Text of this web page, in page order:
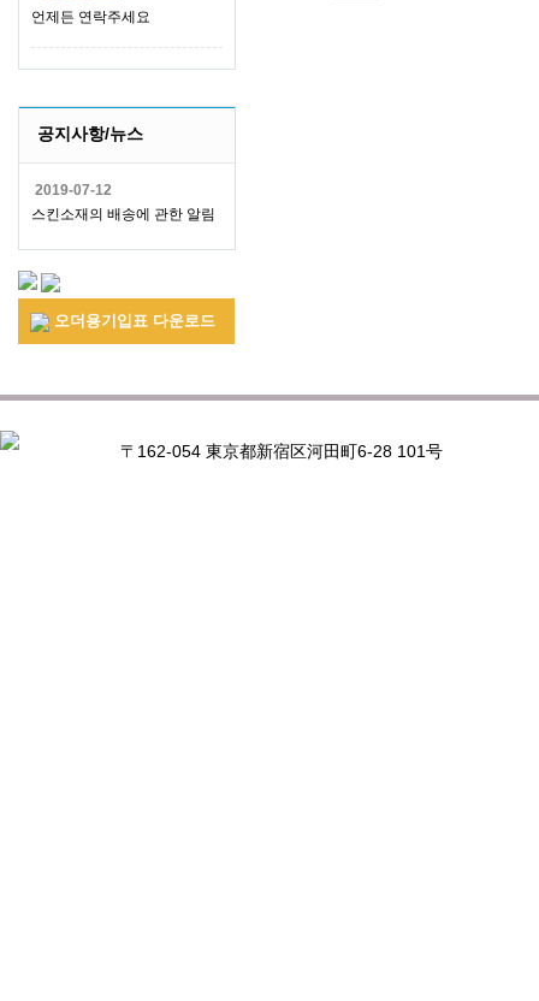
언제든 연락주세요
공지사항/뉴스
2019-07-12
스킨소재의 배송에 관한 알림
오더용기입표 다운로드
〒162-054 東京都新宿区河田町6-28 101号